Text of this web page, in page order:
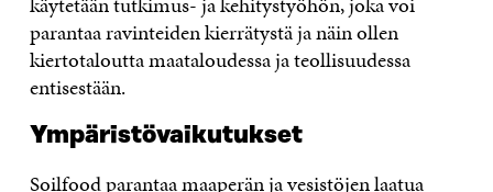
parantaa ravinteiden kierrätystä ja näin ollen
kiertotaloutta maataloudessa ja teollisuudessa
entisestään.
Ympäristövaikutukset
Soilfood parantaa maaperän ja vesistöjen laatua